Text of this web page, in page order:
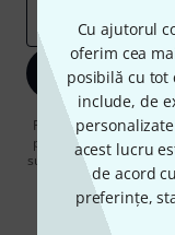
Cu ajutorul
oferim cea
posibilă cu tot
include, de
acest lucru
de acord
preferințe,
adresă de email
Făcând clic pe
prin e-mail. Vă puteți
suplimentare despre